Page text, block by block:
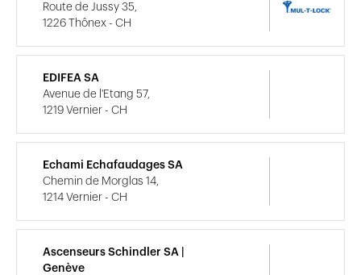
Route de Jussy 35,
1226 Thônex - CH
EDIFEA SA
Avenue de l'Etang 57,
1219 Vernier - CH
Echami Echafaudages SA
Chemin de Morglas 14,
1214 Vernier - CH
Ascenseurs Schindler SA |
Genève